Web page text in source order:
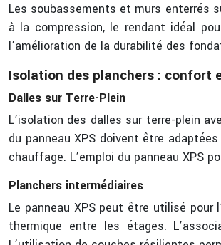
Les soubassements et murs enterrés
à la compression, le rendant idéal
l’amélioration de la durabilité des
Isolation des planchers : confort
Dalles sur Terre-Plein
L’isolation des dalles sur terre-plein
du panneau XPS doivent être
chauffage. L’emploi du panneau XPS
Planchers intermédiaires
Le panneau XPS peut être utilisé
thermique entre les étages.